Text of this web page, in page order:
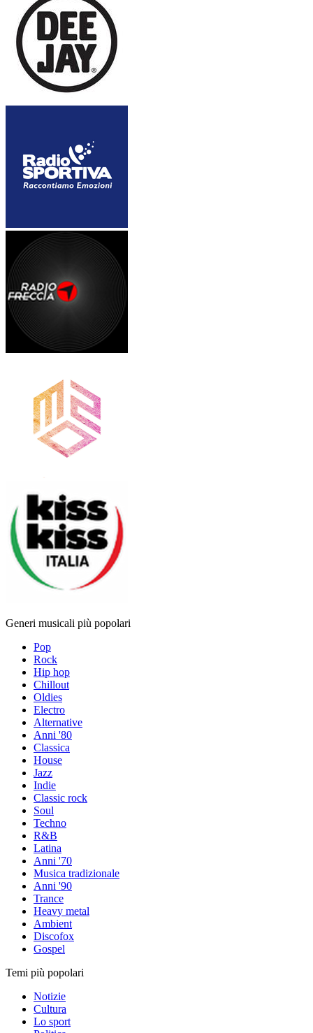
Generi musicali più popolari
Pop
Rock
Hip hop
Chillout
Oldies
Electro
Alternative
Anni '80
Classica
House
Jazz
Indie
Classic rock
Soul
Techno
R&B
Latina
Anni '70
Musica tradizionale
Anni '90
Trance
Heavy metal
Ambient
Discofox
Gospel
Temi più popolari
Notizie
Cultura
Lo sport